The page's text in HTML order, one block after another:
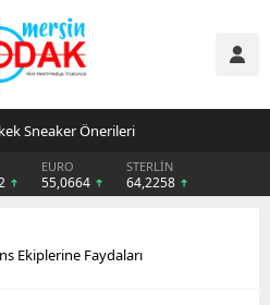
Sneaker Önerileri
EURO
55,0664
STERLİN
64,2258
Ekiplerine Faydaları